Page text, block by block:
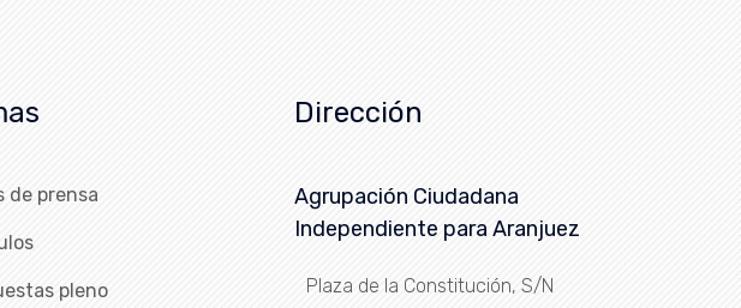
de prensa
pleno
Dirección
Agrupación Ciudadana
Independiente para Aranjuez
Plaza de la Constitución, S/N